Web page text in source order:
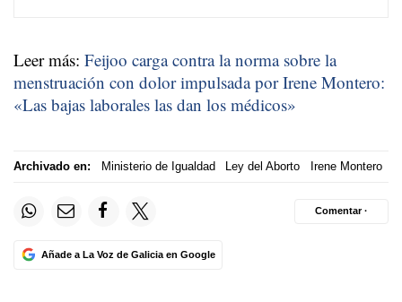
Leer más: Feijoo carga contra la norma sobre la
menstruación con dolor impulsada por Irene Montero:
«Las bajas laborales las dan los médicos»
Archivado en: Ministerio de Igualdad Ley del Aborto Irene Montero
Añade a La Voz de Galicia en Google
Comentar ·